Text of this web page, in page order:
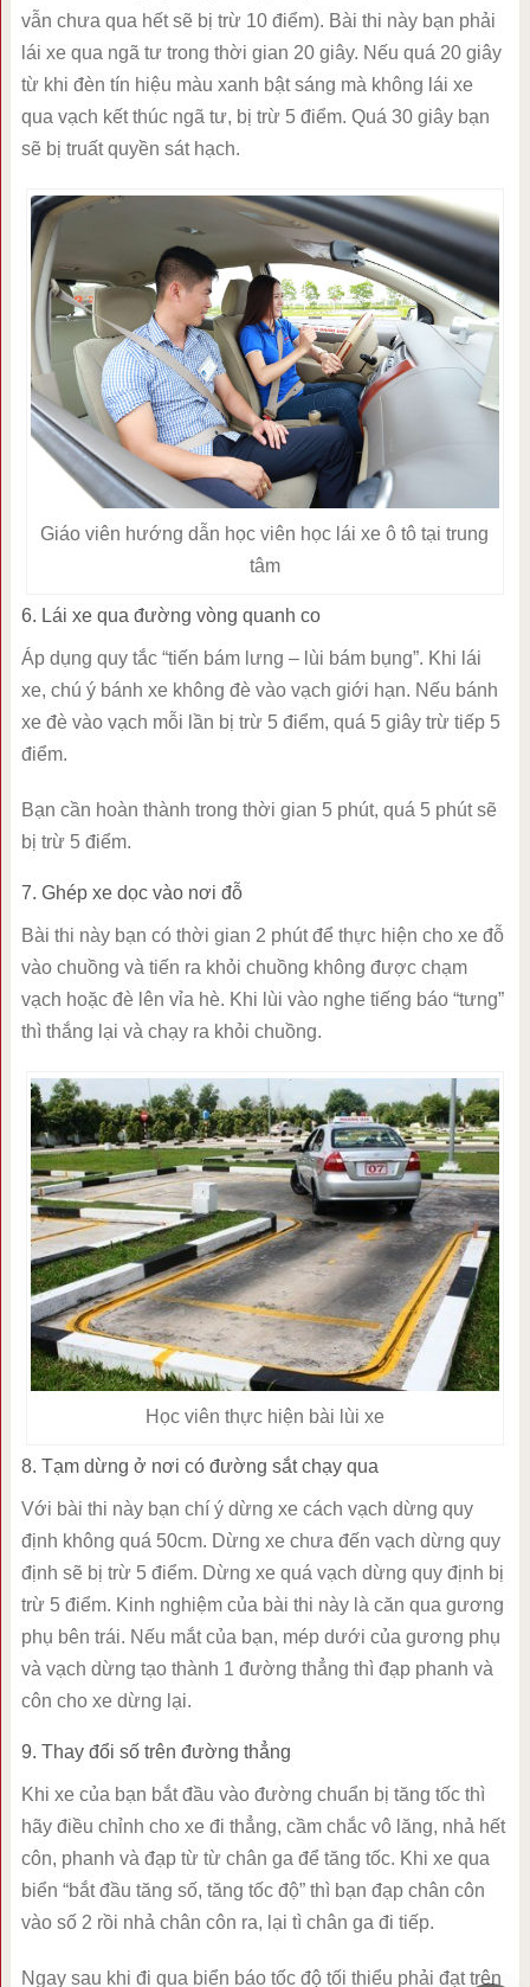
vẫn chưa qua hết sẽ bị trừ 10 điểm). Bài thi này bạn phải
lái xe qua ngã tư trong thời gian 20 giây. Nếu quá 20 giây
từ khi đèn tín hiệu màu xanh bật sáng mà không lái xe
qua vạch kết thúc ngã tư, bị trừ 5 điểm. Quá 30 giây bạn
sẽ bị truất quyền sát hạch.
Giáo viên hướng dẫn học viên học lái xe ô tô tại trung
tâm
6. Lái xe qua đường vòng quanh co
Áp dụng quy tắc “tiến bám lưng – lùi bám bụng”. Khi lái
xe, chú ý bánh xe không đè vào vạch giới hạn. Nếu bánh
xe đè vào vạch mỗi lần bị trừ 5 điểm, quá 5 giây trừ tiếp 5
điểm.
Bạn cần hoàn thành trong thời gian 5 phút, quá 5 phút sẽ
bị trừ 5 điểm.
7. Ghép xe dọc vào nơi đỗ
Bài thi này bạn có thời gian 2 phút để thực hiện cho xe đỗ
vào chuồng và tiến ra khỏi chuồng không được chạm
vạch hoặc đè lên vỉa hè. Khi lùi vào nghe tiếng báo “tưng”
thì thắng lại và chạy ra khỏi chuồng.
Học viên thực hiện bài lùi xe
8. Tạm dừng ở nơi có đường sắt chạy qua
Với bài thi này bạn chí ý dừng xe cách vạch dừng quy
định không quá 50cm. Dừng xe chưa đến vạch dừng quy
định sẽ bị trừ 5 điểm. Dừng xe quá vạch dừng quy định bị
trừ 5 điểm. Kinh nghiệm của bài thi này là căn qua gương
phụ bên trái. Nếu mắt của bạn, mép dưới của gương phụ
và vạch dừng tạo thành 1 đường thẳng thì đạp phanh và
côn cho xe dừng lại.
9. Thay đổi số trên đường thẳng
Khi xe của bạn bắt đầu vào đường chuẩn bị tăng tốc thì
hãy điều chỉnh cho xe đi thẳng, cầm chắc vô lăng, nhả hết
côn, phanh và đạp từ từ chân ga để tăng tốc. Khi xe qua
biển “bắt đầu tăng số, tăng tốc độ” thì bạn đạp chân côn
vào số 2 rồi nhả chân côn ra, lại tì chân ga đi tiếp.
Ngay sau khi đi qua biển báo tốc độ tối thiểu phải đạt trên